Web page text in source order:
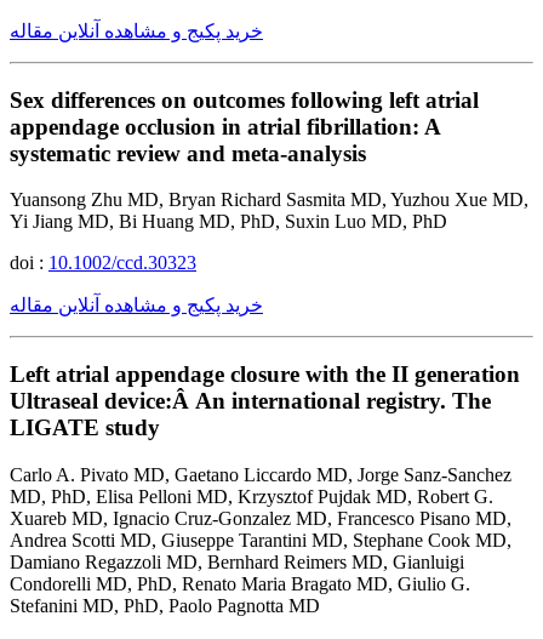
خرید پکیج و مشاهده آنلاین مقاله
Sex differences on outcomes following left atrial
appendage occlusion in atrial fibrillation: A
systematic review and meta-analysis
Yuansong Zhu MD, Bryan Richard Sasmita MD, Yuzhou Xue MD,
Yi Jiang MD, Bi Huang MD, PhD, Suxin Luo MD, PhD
doi : 10.1002/ccd.30323
خرید پکیج و مشاهده آنلاین مقاله
Left atrial appendage closure with the II generation
Ultraseal device:Â An international registry. The
LIGATE study
Carlo A. Pivato MD, Gaetano Liccardo MD, Jorge Sanz-Sanchez
MD, PhD, Elisa Pelloni MD, Krzysztof Pujdak MD, Robert G.
Xuareb MD, Ignacio Cruz-Gonzalez MD, Francesco Pisano MD,
Andrea Scotti MD, Giuseppe Tarantini MD, Stephane Cook MD,
Damiano Regazzoli MD, Bernhard Reimers MD, Gianluigi
Condorelli MD, PhD, Renato Maria Bragato MD, Giulio G.
Stefanini MD, PhD, Paolo Pagnotta MD